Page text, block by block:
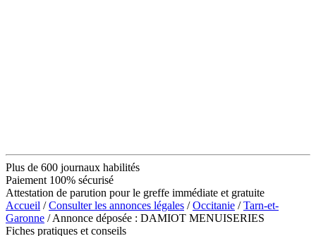
Plus de 600 journaux habilités
Paiement 100% sécurisé
Attestation de parution pour le greffe immédiate et gratuite
Accueil /Consulter les annonces légales /Occitanie /Tarn-et-
Garonne / Annonce déposée : DAMIOT MENUISERIES
Fiches pratiques et conseils